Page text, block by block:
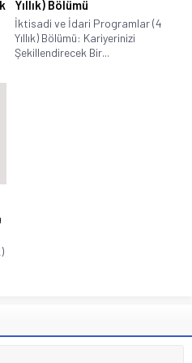
Yıllık) Bölümü
İktisadi ve İdari Programlar (4
Yıllık) Bölümü: Kariyerinizi
Şekillendirecek Bir...